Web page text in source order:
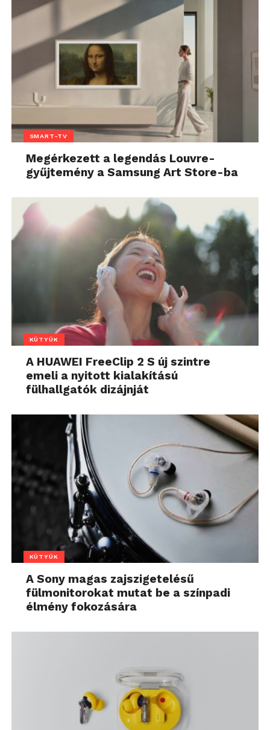
SMART-TV
Megérkezett a legendás Louvre-
gyűjtemény a Samsung Art Store-ba
KÜTYÜK
A HUAWEI FreeClip 2 S új szintre
emeli a nyitott kialakítású
fülhallgatók dizájnját
KÜTYÜK
A Sony magas zajszigetelésű
fülmonitorokat mutat be a színpadi
élmény fokozására